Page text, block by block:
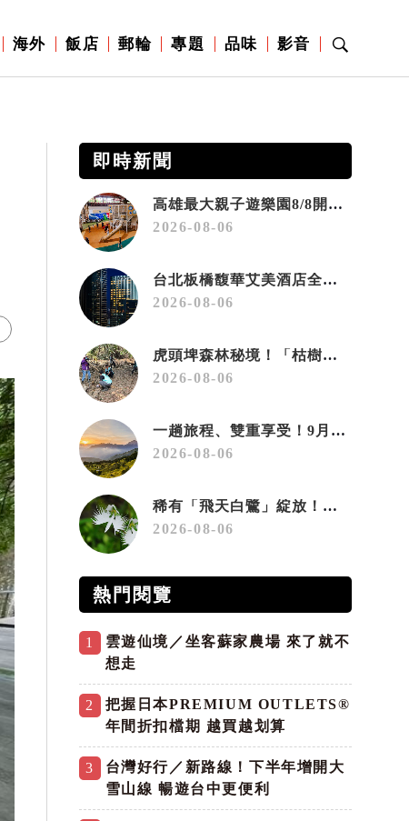
海外 飯店 郵輪 專題 品味 影音
即時新聞
高雄最大親子遊樂園8/8開幕！30項設施免費玩、YOYO家族嗨翻暑假
2026-08-06
台北板橋馥華艾美酒店全新開幕 感官藝術策展打造旅居新風格
2026-08-06
虎頭埤森林秘境！「枯樹籬步道」生態復育有成 走進大自然生命教室
2026-08-06
一趟旅程、雙重享受！9月住宿合歡山 順遊奧萬大10元優惠入園
2026-08-06
稀有「飛天白鷺」綻放！神戶六甲高山植物園「鷺草」珍貴現身
2026-08-06
熱門閱覽
1
雲遊仙境／坐客蘇家農場 來了就不
想走
2
把握日本PREMIUM OUTLETS®
年間折扣檔期 越買越划算
3
台灣好行／新路線！下半年增開大
雪山線 暢遊台中更便利